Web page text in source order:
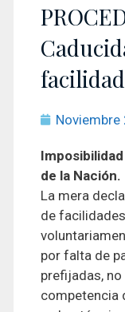
Noviembre
de la Nación.
La mera
de
por falta de
prefijadas,
competencia